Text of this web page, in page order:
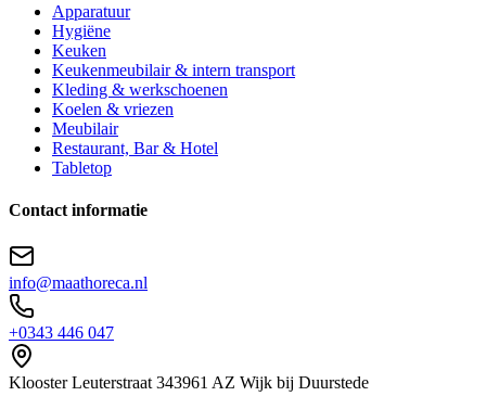
Apparatuur
Hygiëne
Keuken
Keukenmeubilair & intern transport
Kleding & werkschoenen
Koelen & vriezen
Meubilair
Restaurant, Bar & Hotel
Tabletop
Contact informatie
info@maathoreca.nl
+0343 446 047
Klooster Leuterstraat 343961 AZ Wijk bij Duurstede